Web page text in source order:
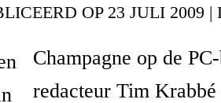
OP 23 JULI 2009 |
Champagne op de
redacteur Tim